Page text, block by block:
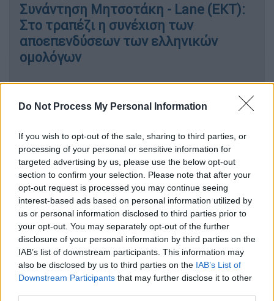
Do Not Process My Personal Information
If you wish to opt-out of the sale, sharing to third parties, or
processing of your personal or sensitive information for
targeted advertising by us, please use the below opt-out
section to confirm your selection. Please note that after your
opt-out request is processed you may continue seeing
interest-based ads based on personal information utilized by
us or personal information disclosed to third parties prior to
your opt-out. You may separately opt-out of the further
disclosure of your personal information by third parties on the
IAB’s list of downstream participants. This information may
also be disclosed by us to third parties on the IAB’s List of
Downstream Participants that may further disclose it to other
Συνάντηση Μητσοτάκη - Lane (ΕΚΤ):
Στο τραπέζι η συνέχιση των
αποεπενδύσεων των ελληνικών
ομολόγων
Νέα τραγωδία στη Μεσόγειο με 90
ΤοΣυνδικάτο Εργαζομένων ΟΑΣΑπου
εκπροσωπεί τους εργαζομένους στα
λεωφορεία με δελτίο τύπου του ενημέρωσε
ότι τα αστικά λεωφορεία της Αθήνας θα
κυκλοφορήσουν μεταξύ 09.00 και 21.00.
Παρόλα αυτά εργαζόμενοι στην εταιρία
επισημαίνουν ότι η θητεία του προεδρείου
του μεγαλύτερου πρωτοβάθμιου συνδικάτου